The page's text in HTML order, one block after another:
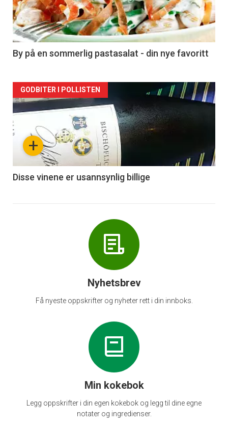
nå
-
5
By på en sommerlig pastasalat - din nye favoritt
Forsiden
akkurat
nå
6
+
GODBITER I POLLISTEN
Disse vinene er usannsynlig billige
Nyhetsbrev
Få nyeste oppskrifter og nyheter rett i din innboks.
Min kokebok
Legg oppskrifter i din egen kokebok og legg til dine egne
notater og ingredienser.